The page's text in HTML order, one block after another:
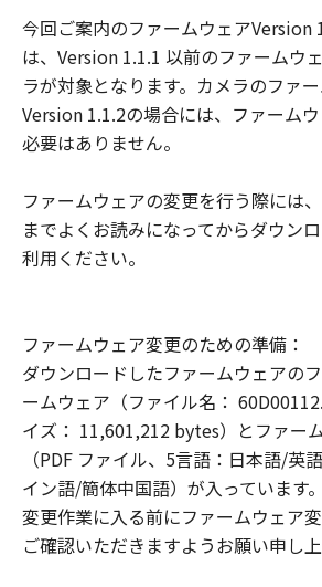
よる使用が原因の場合、対
負いません。
これらの責任を除き、キヤ
の子会社、キヤノンの関連
販売代理店または販売店、
ンのライセンサーは、「本
それらの債務不履行、また
りお客様に生じるいかなる
害、特別な事情から生じた
の他の結果的損害を含みます
一切責任を負わないものとし
し、キヤノン、キヤノンの子
ンの関連会社、それらの販
販売店、ならびにキヤノン
の故意または重過失による
は不法行為に起因してお客
に対する賠償責任について
いものとします。
今回ご案内のファームウェアVersion
は、Version 1.1.1 以前のファームウ
ラが対象となります。カメラのファ
Version 1.1.2の場合には、ファーム
必要はありません。
ファームウェアの変更を行う際には
までよくお読みになってからダウン
利用ください。
ファームウェア変更のための準備：
ダウンロードしたファームウェアの
ームウェア（ファイル名：
イズ： 11,601,212 bytes）とファー
（PDF ファイル、5言語：日本語/英
イン語/簡体中国語）が入っています
変更作業に入る前にファームウェア
ご確認いただきますようお願い申し上